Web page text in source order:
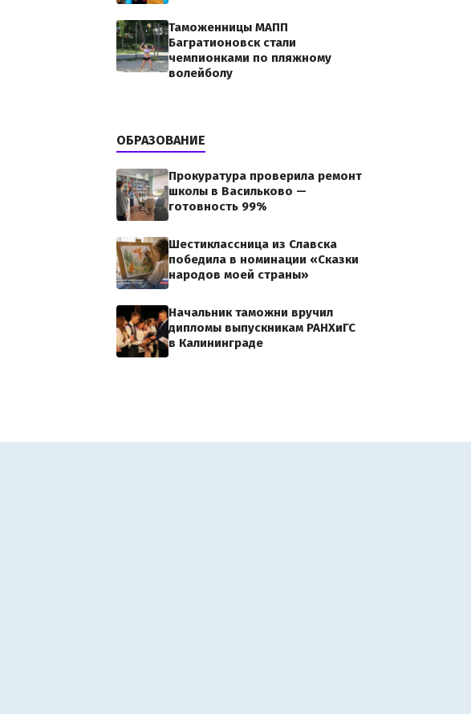
Таможенницы МАПП
Багратионовск стали
чемпионками по пляжному
волейболу
ОБРАЗОВАНИЕ
Прокуратура проверила ремонт
школы в Васильково —
готовность 99%
Шестиклассница из Славска
победила в номинации «Сказки
народов моей страны»
Начальник таможни вручил
дипломы выпускникам РАНХиГС
в Калининграде